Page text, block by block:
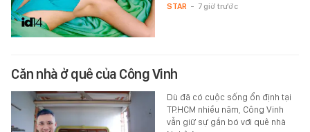
STAR - 7 giờ trước
Căn nhà ở quê của Công Vinh
Dù đã có cuộc sống ổn định tại
TP.HCM nhiều năm, Công Vinh
vẫn giữ sự gắn bó với quê nhà